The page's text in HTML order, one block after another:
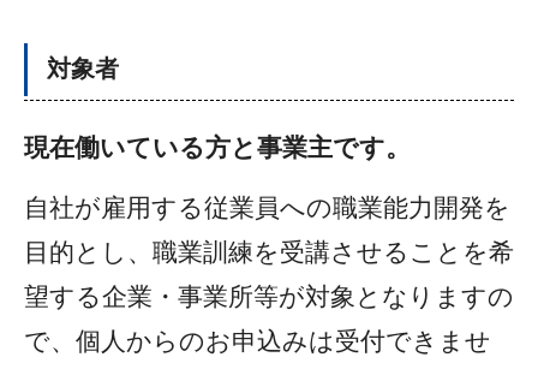
対象者
現在働いている方と事業主です。
自社が雇用する従業員への職業能力開発を
目的とし、職業訓練を受講させることを希
望する企業・事業所等が対象となりますの
で、個人からのお申込みは受付できませ